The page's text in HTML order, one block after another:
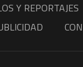
Y REPORTAJES